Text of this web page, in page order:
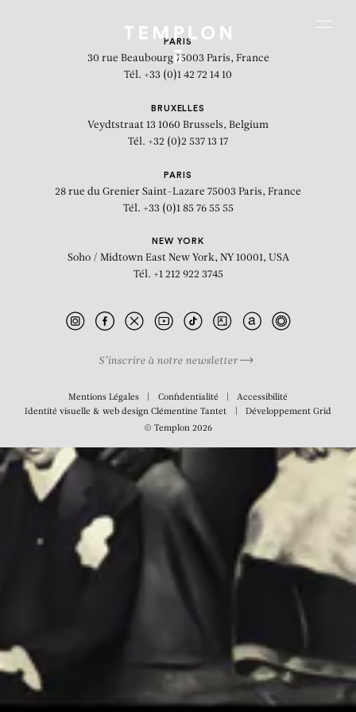
The Vegetarian Society, London
PARIS
30 rue Beaubourg 75003 Paris, France
Tél. +33 (0)1 42 72 14 10
BRUXELLES
Veydtstraat 13 1060 Brussels, Belgium
Tél. +32 (0)2 537 13 17
PARIS
28 rue du Grenier Saint-Lazare 75003 Paris, France
Tél. +33 (0)1 85 76 55 55
NEW YORK
Soho / Midtown East New York, NY 10001, USA
Tél. +1 212 922 3745
S’inscrire à notre newsletter
Mentions Légales Confidentialité
Accessibilité
Identité visuelle & web designClémentine Tantet Développement Grid
© Templon 2026